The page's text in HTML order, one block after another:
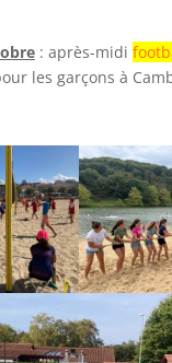
: après-midi
les garçons à